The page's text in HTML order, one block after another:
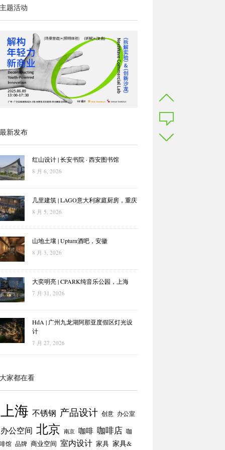
题活动
新发布
红山设计 | 长安书院 · 西安图书馆
8 月 6, 2026
几里建筑 | LAGO意大利家庭厨房，重庆
8 月 5, 2026
山地土壤 | Upturn酒吧，安徽
8 月 3, 2026
大奕明亮 | CPARK纯音乐公园，上海
7 月 31, 2026
HdA | 广州九龙湖阿那亚度假区灯光设
计
7 月 27, 2026
家都在看
上海 不锈钢 产品设计 创意 办公室
办公空间 北京 南京 咖啡 咖啡店 咖
馆 品牌 商业空间 室内设计 家具 家具&